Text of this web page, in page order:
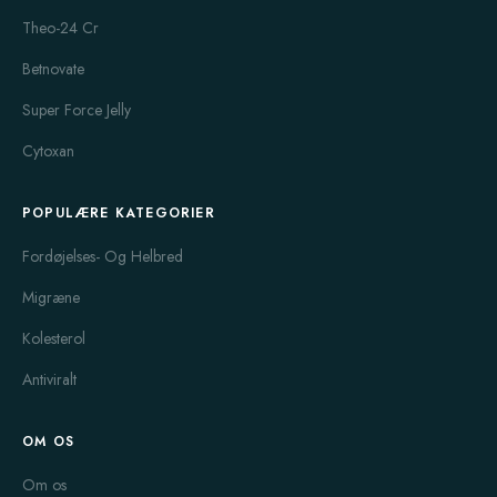
bruges til hormonel behandling, hvor der er behov for at støtte
uregelmæssige menstruationscyklusser, kraftige blødninger,
symptomer på PMS, samt til assisteret befrugtning. Duphaston
populært blandt kvinder, der ønsker en mindre
den dosis og varighed, lægen har ordineret, da for høje doser
kan påvirke hormonbalancen.
en effektiv prævention og har tillige flere ekstra fordele såsom
at mindske menstruationssmerter, forbedre acne og regulere
vigtigt at starte på Levlen korrekt, og kvinder bør følge præcis
den vejledning, de får fra egen læge for at minimere risikoen
Theo-24 Cr
Betnovate
Super Force Jelly
Cytoxan
POPULÆRE KATEGORIER
Fordøjelses- Og Helbred
Migræne
Kolesterol
Antiviralt
OM OS
Om os